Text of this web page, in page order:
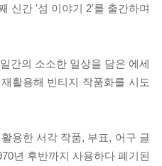
신간 '섬 이야기 2'를 출간하며
간의 소소한 일상을 담은 에세
활용해 빈티지 작품화를 시도
용한 서각 작품, 부표, 어구 글
년 후반까지 사용하다 폐기된